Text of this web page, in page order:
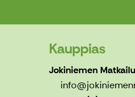
Kauppias
Jokiniemen Matkailu